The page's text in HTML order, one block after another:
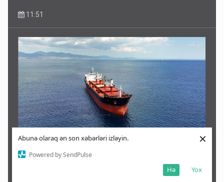
Abunə olaraq ən son xəbərləri izləyin.
Powered by SendPulse
Yox
Hə
×
11:51
Ukrayna ABŞ-nin tələbi ilə razılaşdı - Bu gəmiləri